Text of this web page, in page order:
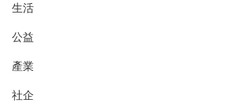
生活
公益
產業
社企